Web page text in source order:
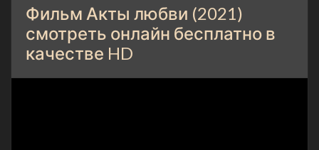
Фильм Акты любви (2021)
смотреть онлайн бесплатно в
качестве HD